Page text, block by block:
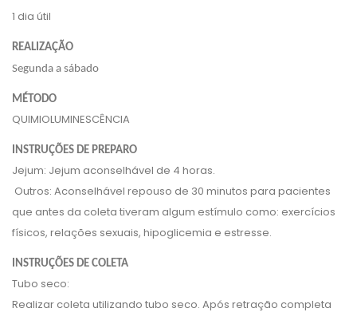
1 dia útil
REALIZAÇÃO
Segunda a sábado
MÉTODO
QUIMIOLUMINESCÊNCIA
INSTRUÇÕES DE PREPARO
Jejum: Jejum aconselhável de 4 horas.
Outros: Aconselhável repouso de 30 minutos para pacientes
que antes da coleta tiveram algum estímulo como: exercícios
físicos, relações sexuais, hipoglicemia e estresse.
INSTRUÇÕES DE COLETA
Tubo seco:
Realizar coleta utilizando tubo seco. Após retração completa